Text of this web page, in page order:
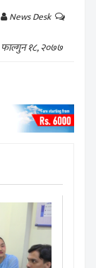
News Desk
१८, २०७७